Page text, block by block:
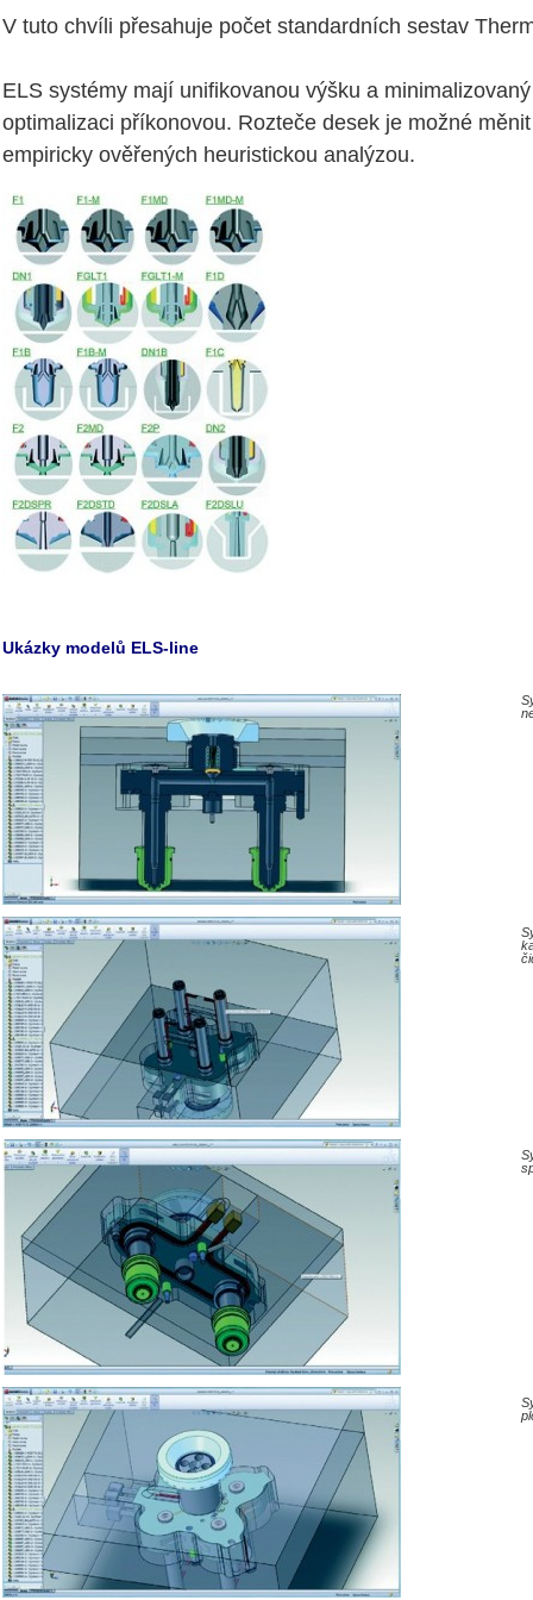
V tuto chvíli přesahuje počet standardních sestav
ELS systémy mají unifikovanou výšku a
optimalizaci příkonovou. Rozteče desek je možné
empiricky ověřených heuristickou analýzou.
Ukázky modelů ELS-line